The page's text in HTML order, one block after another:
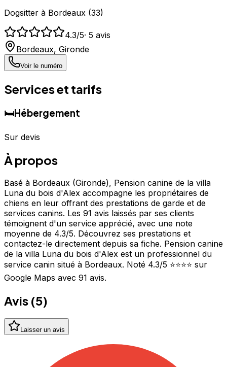
Dogsitter à Bordeaux (33)
4.3/5· 5 avis
Bordeaux, Gironde
Voir le numéro
Services et tarifs
🛏️Hébergement
Sur devis
À propos
Basé à Bordeaux (Gironde), Pension canine de la villa
Luna du bois d'Alex accompagne les propriétaires de
chiens en leur offrant des prestations de garde et de
services canins. Les 91 avis laissés par ses clients
témoignent d'un service apprécié, avec une note
moyenne de 4.3/5. Découvrez ses prestations et
contactez-le directement depuis sa fiche. Pension canine
de la villa Luna du bois d'Alex est un professionnel du
service canin situé à Bordeaux. Noté 4.3/5 ⭐⭐⭐⭐ sur
Google Maps avec 91 avis.
Avis (5)
Laisser un avis